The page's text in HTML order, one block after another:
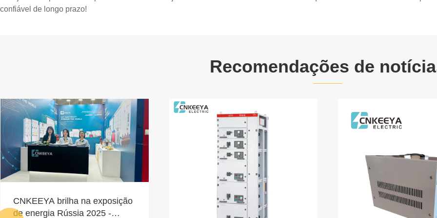
confiável de longo prazo!
Recomendações de
na exposição
2025 -